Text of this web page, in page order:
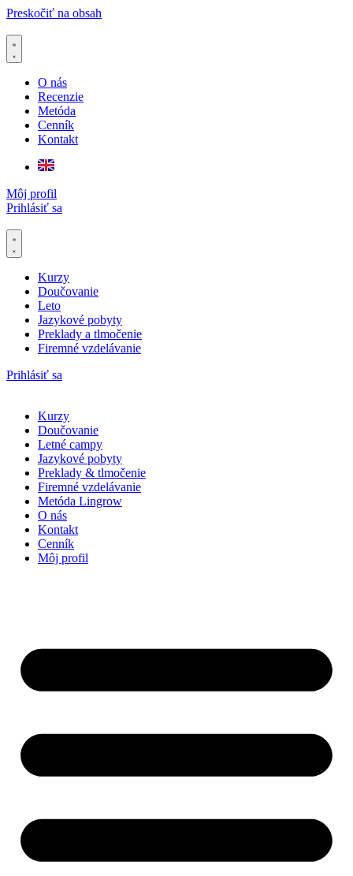
Preskočiť na obsah
O nás
Recenzie
Metóda
Cenník
Kontakt
Môj profil
Prihlásiť sa
Kurzy
Doučovanie
Leto
Jazykové pobyty
Preklady a tlmočenie
Firemné vzdelávanie
Prihlásiť sa
Kurzy
Doučovanie
Letné campy
Jazykové pobyty
Preklady & tlmočenie
Firemné vzdelávanie
Metóda Lingrow
O nás
Kontakt
Cenník
Môj profil